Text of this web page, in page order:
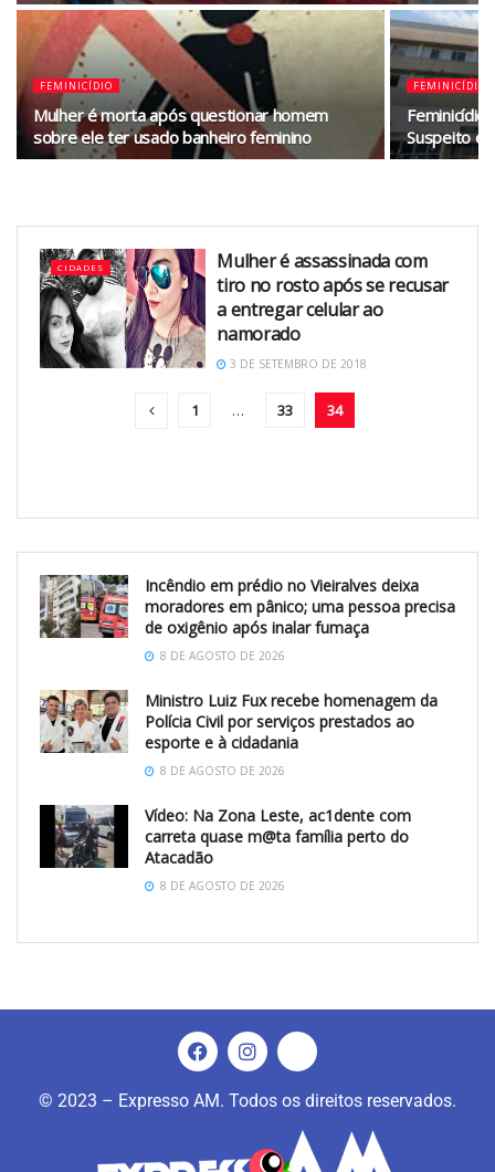
FEMINICÍDIO
Mulher é morta após questionar homem
sobre ele ter usado banheiro feminino
FEMINICÍDIO
Feminicídio
Suspeito é
CIDADES
Mulher é assassinada com
tiro no rosto após se recusar
a entregar celular ao
namorado
3 DE SETEMBRO DE 2018
1 … 33 34
Incêndio em prédio no Vieiralves deixa
moradores em pânico; uma pessoa precisa
de oxigênio após inalar fumaça
8 DE AGOSTO DE 2026
Ministro Luiz Fux recebe homenagem da
Polícia Civil por serviços prestados ao
esporte e à cidadania
8 DE AGOSTO DE 2026
Vídeo: Na Zona Leste, ac1dente com
carreta quase m@ta família perto do
Atacadão
8 DE AGOSTO DE 2026
© 2023 – Expresso AM. Todos os direitos reservados.